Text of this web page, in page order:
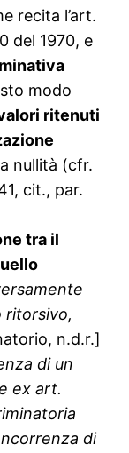
recita l’art.
del 1970, e
modo
ritenuti
nullità (cfr.
cit., par.
tra il
ritorsivo,
n.d.r.]
di un
ex art.
di